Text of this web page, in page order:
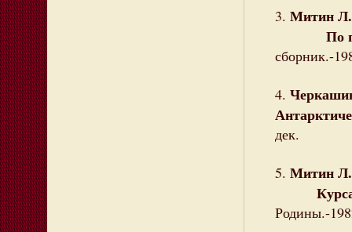
3. Митин Л.
По пути
сборник.-
4.
дек.
5. Митин Л.
Родины.-